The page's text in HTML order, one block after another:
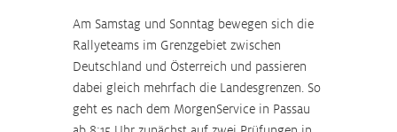
Am Samstag und Sonntag bewegen sich die
Rallyeteams im Grenzgebiet zwischen
Deutschland und Österreich und passieren
dabei gleich mehrfach die Landesgrenzen. So
geht es nach dem MorgenService in Passau